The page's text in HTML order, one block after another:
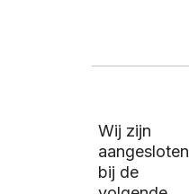
Wij zijn
aangesloten
bij de